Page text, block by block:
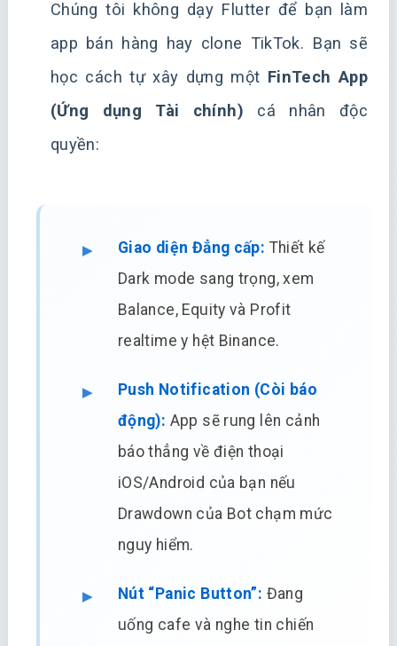
Chúng tôi không dạy Flutter để bạn làm
app bán hàng hay clone TikTok. Bạn sẽ
học cách tự xây dựng một FinTech App
(Ứng dụng Tài chính) cá nhân độc
quyền:
Giao diện Đẳng cấp: Thiết kế
Dark mode sang trọng, xem
Balance, Equity và Profit
realtime y hệt Binance.
Push Notification (Còi báo
động): App sẽ rung lên cảnh
báo thẳng về điện thoại
iOS/Android của bạn nếu
Drawdown của Bot chạm mức
nguy hiểm.
Nút “Panic Button”: Đang
uống cafe và nghe tin chiến